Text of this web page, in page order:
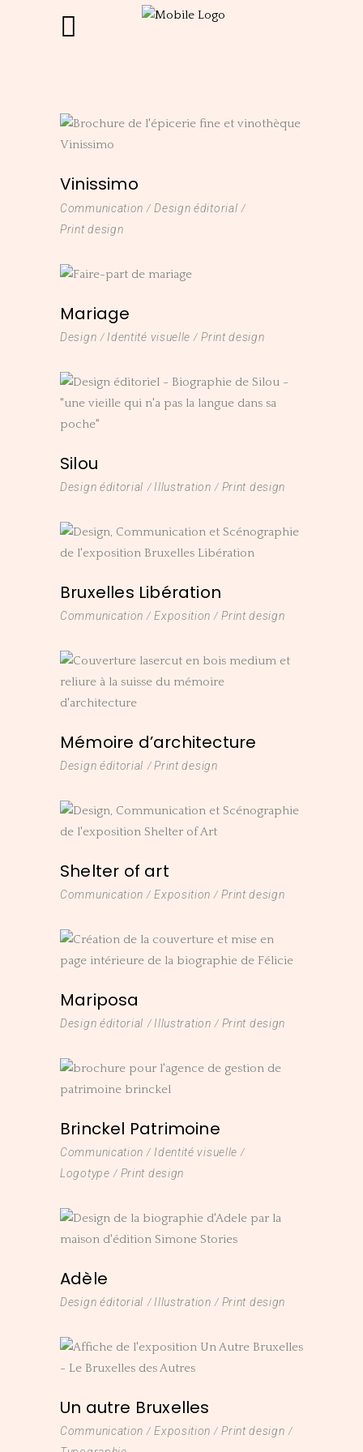
Vinissimo
Communication
Design éditorial
Print design
Mariage
Design Identité visuelle Print design
Silou
Design éditorial Illustration Print design
Bruxelles Libération
Communication Exposition Print design
Mémoire d’architecture
Design éditorial Print design
Shelter of art
Communication Exposition Print design
Mariposa
Design éditorial Illustration Print design
Brinckel Patrimoine
Communication
Identité visuelle
Logotype
Print design
Adèle
Design éditorial Illustration Print design
Un autre Bruxelles
Communication Exposition
Print design